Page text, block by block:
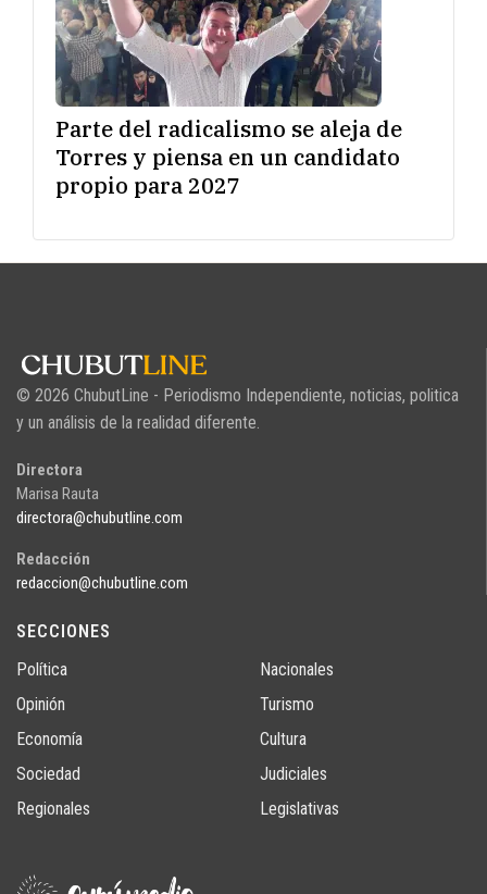
Parte del radicalismo se aleja de
Torres y piensa en un candidato
propio para 2027
© 2026 ChubutLine - Periodismo Independiente, noticias, politica
y un análisis de la realidad diferente.
Directora
Marisa Rauta
directora@chubutline.com
Redacción
redaccion@chubutline.com
SECCIONES
Política
Opinión
Economía
Sociedad
Regionales
Nacionales
Turismo
Cultura
Judiciales
Legislativas